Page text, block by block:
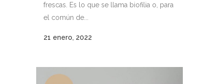
frescas. Es lo que se llama biofilia o, para
el común de...
21 enero, 2022